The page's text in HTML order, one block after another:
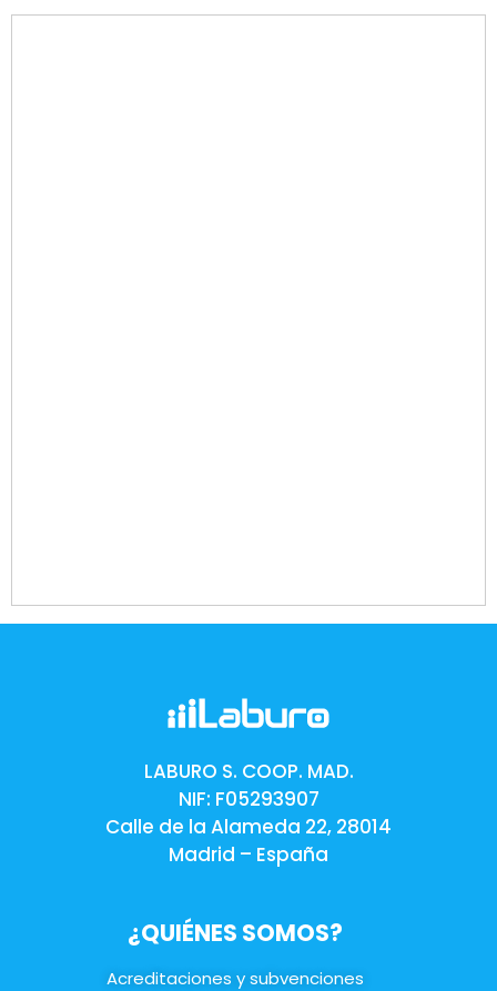
LABURO S. COOP. MAD.
NIF: F05293907
Calle de la Alameda 22, 28014
Madrid – España
¿QUIÉNES SOMOS?
Acreditaciones y subvenciones